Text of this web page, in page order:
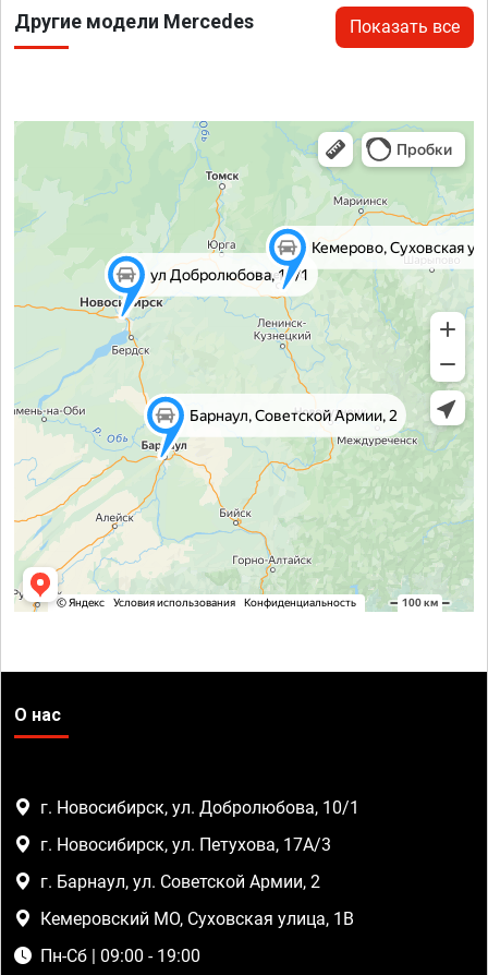
Другие модели Mercedes Показать все
О нас
г. Новосибирск, ул. Добролюбова, 10/1
г. Новосибирск, ул. Петухова, 17А/3
г. Барнаул, ул. Советской Армии, 2
Кемеровский МО, Суховская улица, 1В
Пн-Сб | 09:00 - 19:00